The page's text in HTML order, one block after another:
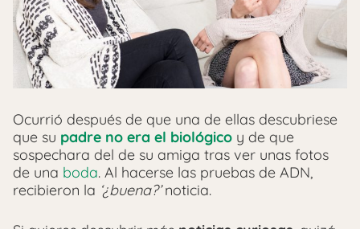
Ocurrió después de que una de ellas descubriese
que su padre no era el biológico y de que
sospechara del de su amiga tras ver unas fotos
de una boda. Al hacerse las pruebas de ADN,
recibieron la ‘¿buena?’noticia.